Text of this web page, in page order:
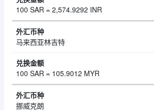
100 SAR = 2,574.9292 INR
马来西亚林吉特
100 SAR = 105.9012 MYR
挪威克朗